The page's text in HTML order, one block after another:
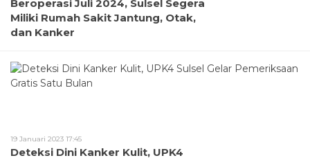
Beroperasi Juli 2024, Sulsel Segera
Miliki Rumah Sakit Jantung, Otak,
dan Kanker
19 Januari 2023 17:45
Deteksi Dini Kanker Kulit, UPK4